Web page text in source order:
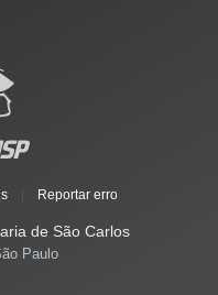
Reportar erro
de São Carlos
Paulo